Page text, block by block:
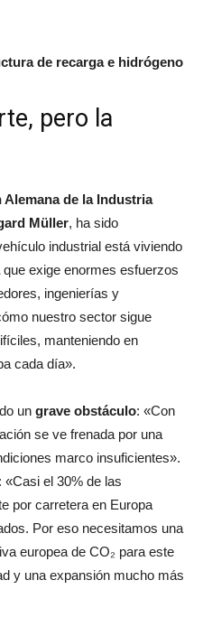
de recarga e hidrógeno
pero la
de la Industria
Müller, ha sido
industrial está viviendo
que exige enormes esfuerzos
ingenierías y
nuestro sector sigue
manteniendo en
cada día».
un grave obstáculo: «Con
se ve frenada por una
marco insuficientes».
«Casi el 30% de las
por carretera en Europa
Por eso necesitamos una
europea de CO₂ para este
y una expansión mucho más